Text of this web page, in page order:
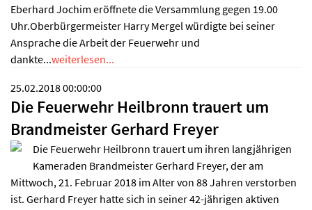
Eberhard Jochim eröffnete die Versammlung gegen 19.00
Uhr.Oberbürgermeister Harry Mergel würdigte bei seiner
Ansprache die Arbeit der Feuerwehr und
dankte...weiterlesen...
25.02.2018 00:00:00
Die Feuerwehr Heilbronn trauert um
Brandmeister Gerhard Freyer
Die Feuerwehr Heilbronn trauert um ihren langjährigen
Kameraden Brandmeister Gerhard Freyer, der am
Mittwoch, 21. Februar 2018 im Alter von 88 Jahren verstorben
ist. Gerhard Freyer hatte sich in seiner 42-jährigen aktiven